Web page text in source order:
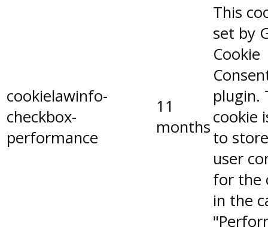
cookielawinfo-
checkbox-
performance
11
months
This
set by
Cookie
plugin.
cookie
to
user
for the
in the